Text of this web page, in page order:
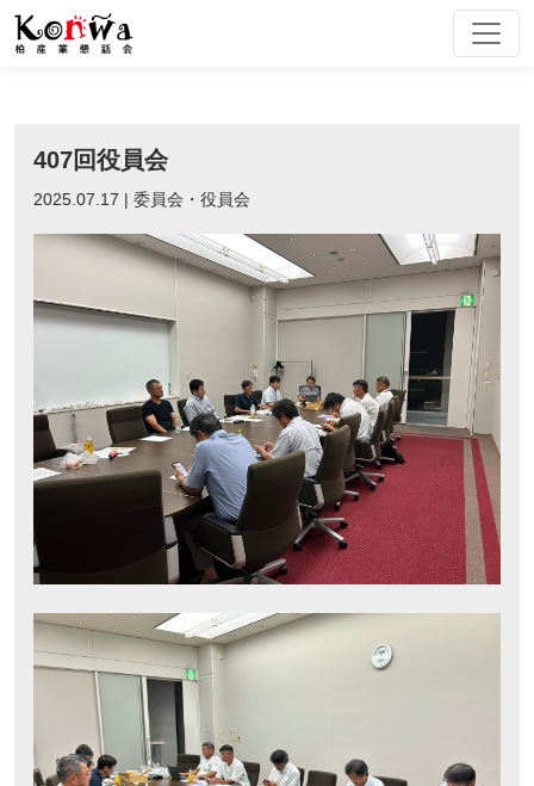
Skip
407回役員会
2025.07.17 | 委員会・役員会